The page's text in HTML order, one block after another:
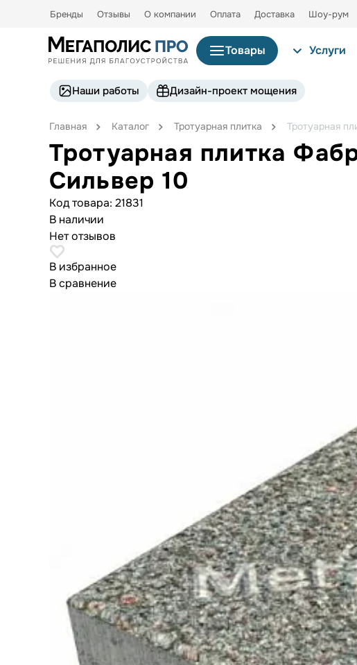
Бренды Отзывы О компании Оплата Доставка Шоу-рум
Товары Услуги
Наши работы Дизайн-проект мощения
Главная Каталог Тротуарная плитка Тротуарная
Тротуарная плитка
Сильвер 10
Код товара: 21831
В наличии
Нет отзывов
В избранное
В сравнение